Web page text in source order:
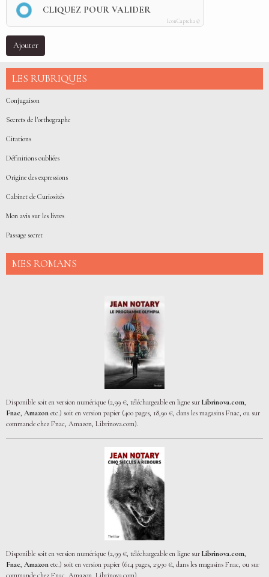
CLIQUEZ POUR VALIDER
IconCaptcha ©
Ajouter
LES RUBRIQUES
Conjugaison
Secrets de l'orthographe
Citations
Définitions oubliées
Origine des expressions
Cabinet de Curiosités
Mon avis sur les livres
Passage secret
MES ROMANS
Disponible soit en version numérique (2,99 €, téléchargeable en ligne sur Librinova.com,
Fnac, Amazon etc.) soit en version papier (400 pages, 18,90 €, dans les magasins Fnac, ou sur
commande chez Fnac, Amazon, Librinova.com).
Disponible soit en version numérique (2,99 €, téléchargeable en ligne sur Librinova.com,
Fnac, Amazon etc.) soit en version papier (614 pages, 23,90 €, dans les magasins Fnac, ou sur